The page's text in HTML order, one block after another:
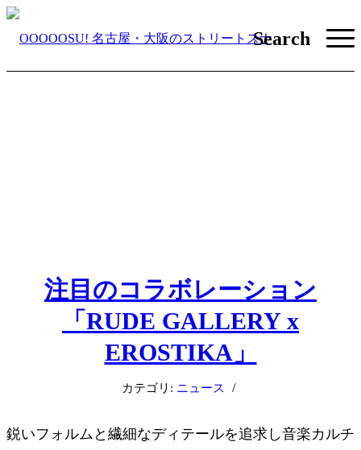
Search
注目のコラボレーション
「RUDE GALLERY x
EROSTIKA」
カテゴリ: ニュース /
鋭いフォルムと繊細なディテールを追求し音楽カルチ